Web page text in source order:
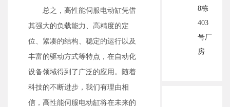
总之，高性能伺服电动缸凭借
其强大的负载能力、高精度的定
位、紧凑的结构、稳定的运行以及
丰富的驱动方式等特点，在自动化
设备领域得到了广泛的应用。随着
科技的不断进步，我们有理由相
信，高性能伺服电动缸将在未来的
8栋
403
号厂
房